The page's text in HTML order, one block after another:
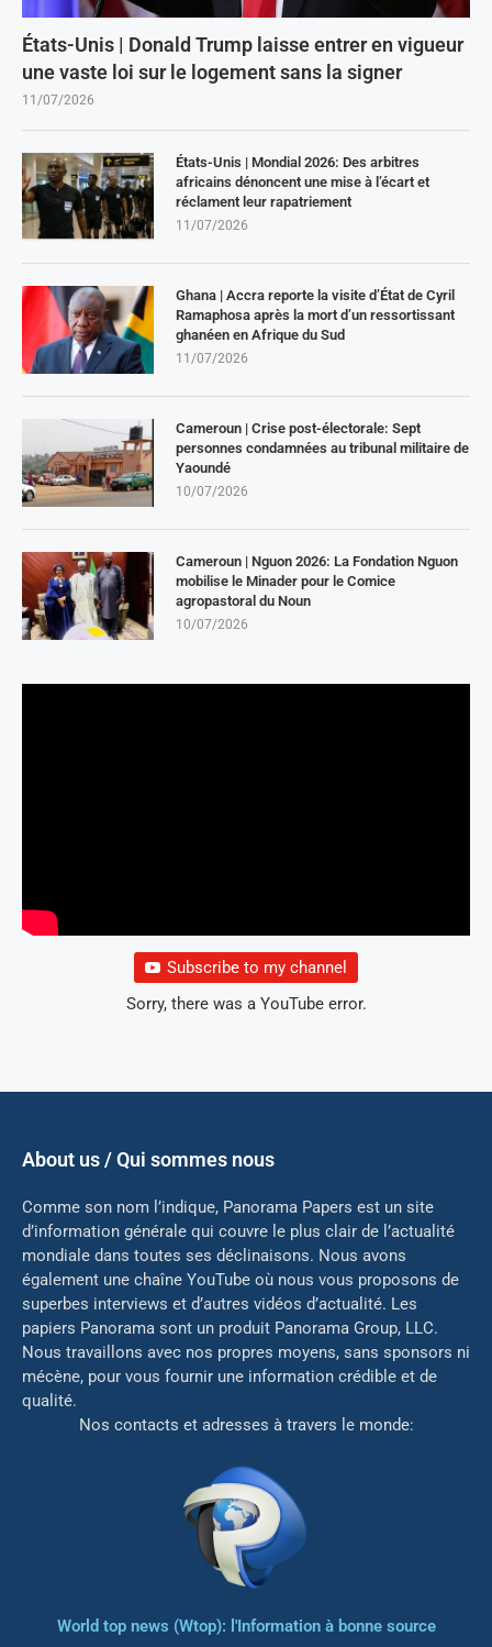
États-Unis | Donald Trump laisse entrer en vigueur
une vaste loi sur le logement sans la signer
11/07/2026
États-Unis | Mondial 2026: Des arbitres
africains dénoncent une mise à l’écart et
réclament leur rapatriement
11/07/2026
Ghana | Accra reporte la visite d’État de Cyril
Ramaphosa après la mort d’un ressortissant
ghanéen en Afrique du Sud
11/07/2026
Cameroun | Crise post-électorale: Sept
personnes condamnées au tribunal militaire de
Yaoundé
10/07/2026
Cameroun | Nguon 2026: La Fondation Nguon
mobilise le Minader pour le Comice
agropastoral du Noun
10/07/2026
Subscribe to my channel
Sorry, there was a YouTube error.
About us / Qui sommes nous
Comme son nom l’indique, Panorama Papers est un site
d’information générale qui couvre le plus clair de l’actualité
mondiale dans toutes ses déclinaisons. Nous avons
également une chaîne YouTube où nous vous proposons de
superbes interviews et d’autres vidéos d’actualité. Les
papiers Panorama sont un produit Panorama Group, LLC.
Nous travaillons avec nos propres moyens, sans sponsors ni
mécène, pour vous fournir une information crédible et de
qualité.
Nos contacts et adresses à travers le monde:
World top news (Wtop): l'Information à bonne source